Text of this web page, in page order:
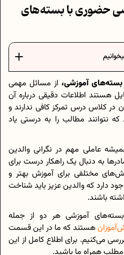
حضوری با بسته‌های
آموزشی، از مسائل مهمی
هستند اطلاعات دقیقی درباره آن
در کلاس درس تمرکز کافی ندارند و
مطالب را به درستی یاد
عاملی مهم در نگرانی والدین
به دنبال یک راهکار درست برای
مختلفی برای آموزش بهتر و
دارد که والدین عزیز باید شناخت
باشند.
آموزشی هر دو از جمله
هستند که ما در این قسمت
می‌کنیم. برای اطلاع کامل از این
همراه ما باشید.